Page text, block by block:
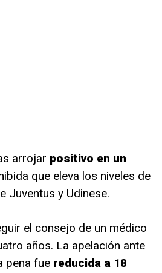
arrojar positivo en un
que eleva los niveles de
Juventus y Udinese.
el consejo de un médico
años. La apelación ante
pena fue reducida a 18